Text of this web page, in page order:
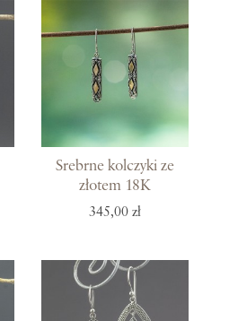
Srebrne kolczyki ze
złotem 18K
345,00 zł